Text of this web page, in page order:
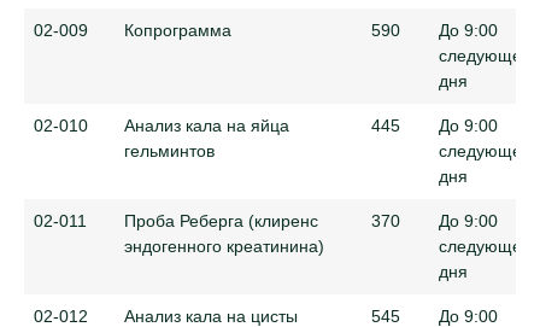
02-009 Копрограмма 590
До 9:00
следующего
дня
02-010
Анализ кала на яйца
гельминтов
445
До 9:00
следующего
дня
02-011
Проба Реберга (клиренс
эндогенного креатинина)
370
До 9:00
следующего
дня
02-012
Анализ кала на цисты
545
До 9:00